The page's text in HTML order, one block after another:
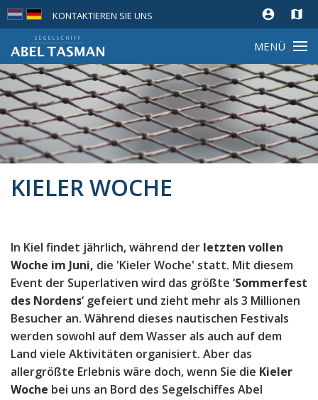
account_circle map
KONTAKTIEREN SIE UNS
MENÜ
KIELER WOCHE
In Kiel findet jährlich, während der letzten vollen
Woche im Juni, die 'Kieler Woche' statt. Mit diesem
Event der Superlativen wird das größte ‘Sommerfest
des Nordens‘ gefeiert und zieht mehr als 3 Millionen
Besucher an. Während dieses nautischen Festivals
werden sowohl auf dem Wasser als auch auf dem
Land viele Aktivitäten organisiert. Aber das
allergrößte Erlebnis wäre doch, wenn Sie die Kieler
Woche bei uns an Bord des Segelschiffes Abel